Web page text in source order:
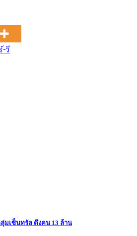
วี
มเซ็นทรัล ดึงคน 13 ล้าน